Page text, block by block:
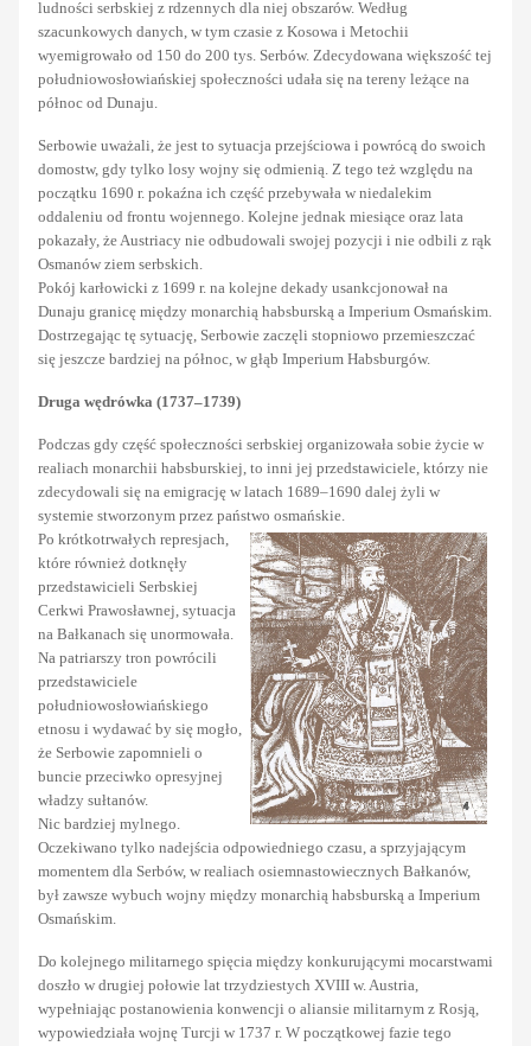
ludności serbskiej z rdzennych dla niej obszarów. Według
szacunkowych danych, w tym czasie z Kosowa i Metochii
wyemigrowało od 150 do 200 tys. Serbów. Zdecydowana większość tej
południowosłowiańskiej społeczności udała się na tereny leżące na
północ od Dunaju.
Serbowie uważali, że jest to sytuacja przejściowa i powrócą do swoich
domostw, gdy tylko losy wojny się odmienią. Z tego też względu na
początku 1690 r. pokaźna ich część przebywała w niedalekim
oddaleniu od frontu wojennego. Kolejne jednak miesiące oraz lata
pokazały, że Austriacy nie odbudowali swojej pozycji i nie odbili z rąk
Osmanów ziem serbskich.
Pokój karłowicki z 1699 r. na kolejne dekady usankcjonował na
Dunaju granicę między monarchią habsburską a Imperium Osmańskim.
Dostrzegając tę sytuację, Serbowie zaczęli stopniowo przemieszczać
się jeszcze bardziej na północ, w głąb Imperium Habsburgów.
Druga wędrówka (1737–1739)
Podczas gdy część społeczności serbskiej organizowała sobie życie w
realiach monarchii habsburskiej, to inni jej przedstawiciele, którzy nie
zdecydowali się na emigrację w latach 1689–1690 dalej żyli w
systemie stworzonym przez państwo osmańskie.
Po krótkotrwałych represjach,
które również dotknęły
przedstawicieli Serbskiej
Cerkwi Prawosławnej, sytuacja
na Bałkanach się unormowała.
Na patriarszy tron powrócili
przedstawiciele
południowosłowiańskiego
etnosu i wydawać by się mogło,
że Serbowie zapomnieli o
buncie przeciwko opresyjnej
władzy sułtanów.
Nic bardziej mylnego.
Oczekiwano tylko nadejścia odpowiedniego czasu, a sprzyjającym
momentem dla Serbów, w realiach osiemnastowiecznych Bałkanów,
był zawsze wybuch wojny między monarchią habsburską a Imperium
Osmańskim.
Do kolejnego militarnego spięcia między konkurującymi mocarstwami
doszło w drugiej połowie lat trzydziestych XVIII w. Austria,
wypełniając postanowienia konwencji o aliansie militarnym z Rosją,
wypowiedziała wojnę Turcji w 1737 r. W początkowej fazie tego